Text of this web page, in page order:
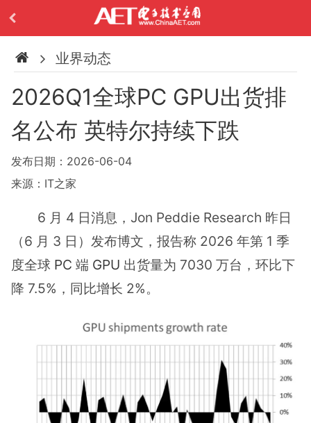
业界动态
2026Q1全球PC GPU出货排
名公布 英特尔持续下跌
发布日期：2026-06-04
来源：IT之家
6 月 4 日消息，Jon Peddie Research 昨日
（6 月 3 日）发布博文，报告称 2026 年第 1 季
度全球 PC 端 GPU 出货量为 7030 万台，环比下
降 7.5%，同比增长 2%。